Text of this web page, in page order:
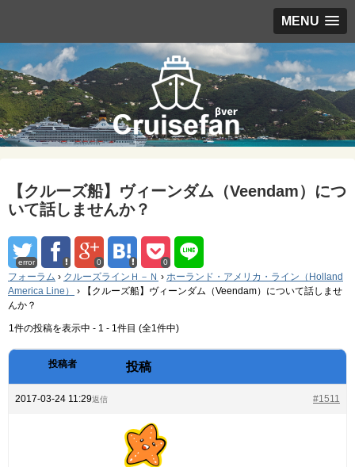
MENU
【クルーズ船】ヴィーンダム（Veendam）につ
いて話しませんか？
error 0 0
フォーラム › クルーズラインＨ－Ｎ › ホーランド・アメリカ・ライン（Holland
America Line）
›
【クルーズ船】ヴィーンダム（Veendam）について話しませ
んか？
1件の投稿を表示中 - 1 - 1件目 (全1件中)
投稿者 投稿
2017-03-24 11:29 #1511
返信